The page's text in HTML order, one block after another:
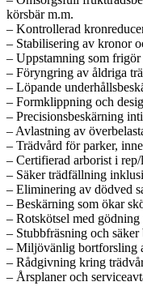
körsbär m.m.
– Kontrollerad
– Stabilisering av kronor
– Uppstamning som
– Föryngring av åldriga
– Löpande
– Formklippning och
– Precisionsbeskärning
– Avlastning av
– Trädvård för parker,
– Certifierad arborist i
– Säker trädfällning
– Eliminering av dödved
– Beskärning som ökar
– Rotskötsel med
– Stubbfräsning och
– Miljövänlig bortforsling
– Rådgivning kring
– Årsplaner och